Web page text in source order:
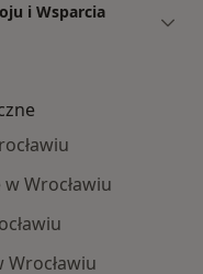
i Wsparcia
Wrocławiu